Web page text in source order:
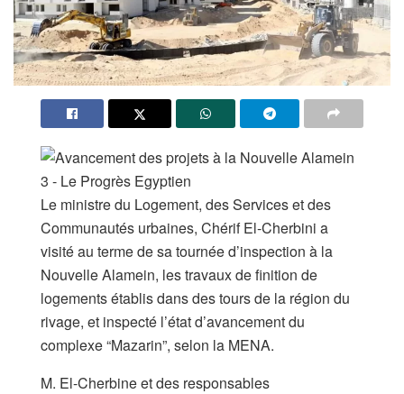
Le ministre du Logement, des Services et des
Communautés urbaines, Chérif El-Cherbini a
visité au terme de sa tournée d’inspection à la
Nouvelle Alamein, les travaux de finition de
logements établis dans des tours de la région du
rivage, et inspecté l’état d’avancement du
complexe “Mazarin”, selon la MENA.
M. El-Cherbine et des responsables